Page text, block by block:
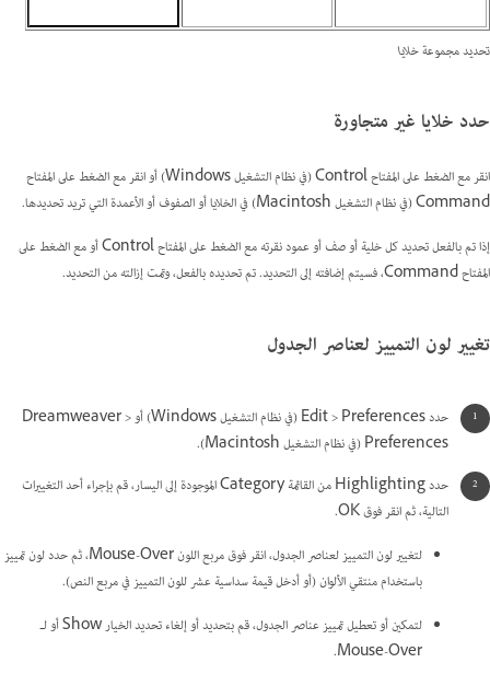
تحديد مجموعة خلايا
حدد خلايا غير متجاورة
انقر مع الضغط على المفتاح Control (في نظام التشغيل Windows) أو انقر مع الضغط على المفتاح
Command (في نظام التشغيل Macintosh) في الخلايا أو الصفوف أو الأعمدة التي تريد تحديدها.
إذا تم بالفعل تحديد كل خلية أو صف أو عمود نقرته مع الضغط على المفتاح Control أو مع الضغط على
المفتاح Command، فسيتم إضافته إلى التحديد. تم تحديده بالفعل، وتمت إزالته من التحديد.
تغيير لون التمييز لعناصر الجدول
حدد Edit > Preferences ‏(في نظام التشغيل Windows) أو Dreamweaver >
Preferences ‏(في نظام التشغيل Macintosh).
حدد Highlighting من القائمة Category الموجودة إلى اليسار، قم بإجراء أحد التغييرات
التالية، ثم انقر فوق OK.
لتغيير لون التمييز لعناصر الجدول، انقر فوق مربع اللون Mouse-Over، ثم حدد لون تمييز
باستخدام منتقي الألوان (أو أدخل قيمة سداسية عشر للون التمييز في مربع النص).
لتمكين أو تعطيل تمييز عناصر الجدول، قم بتحديد أو إلغاء تحديد الخيار Show أو لـ
Mouse-Over.